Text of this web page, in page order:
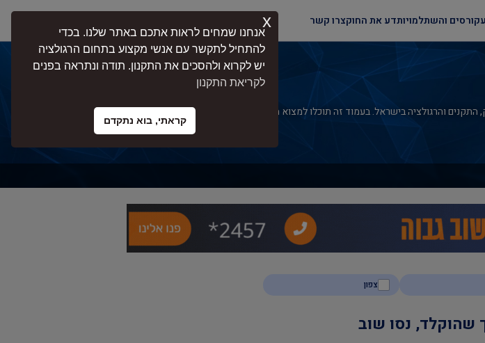
קורסים והשתלמויותדע את החוקצרו קשר
והרגולציה בישראל. בעמוד זה תוכלו למצוא מומחים בעלי ניסיון בליווי עסקים,
צפון
שהוקלד, נסו שוב
אנחנו שמחים לראות אתכם באתר שלנו. בכדי
להתחיל לתקשר עם אנשי מקצוע בתחום הרגולציה
יש לקרוא ולהסכים את התקנון. תודה ונתראה בפנים
לקריאת התקנון
קראתי, בוא נתקדם
x